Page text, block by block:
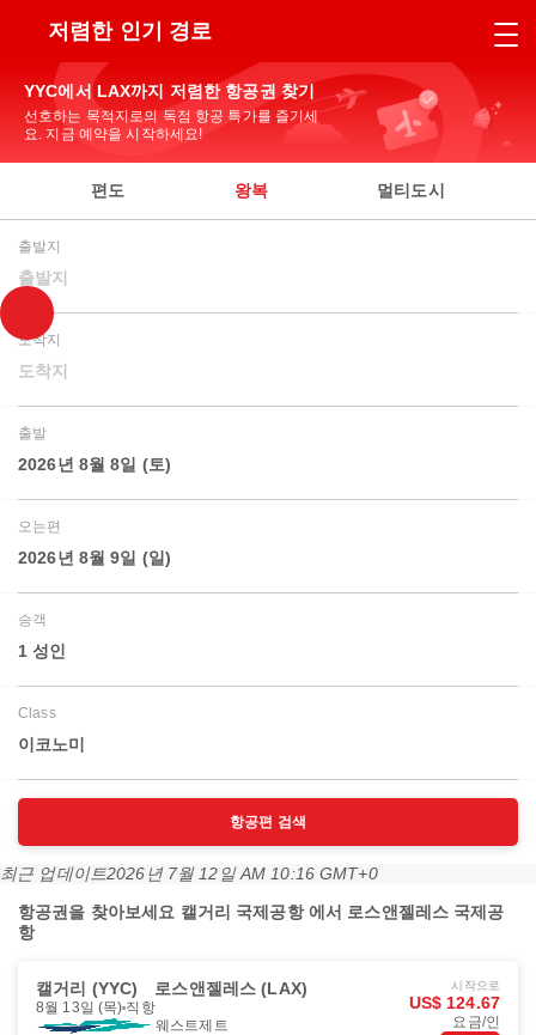
저렴한 인기 경로
YYC에서 LAX까지 저렴한 항공권 찾기
선호하는 목적지로의 독점 항공 특가를 즐기세
요. 지금 예약을 시작하세요!
편도 왕복 멀티도시
출발지
출발지
도착지
도착지
출발
2026년 8월 8일 (토)
오는편
2026년 8월 9일 (일)
승객
1 성인
Class
이코노미
항공편 검색
최근 업데이트2026년 7월 12일 AM 10:16 GMT+0
항공권을 찾아보세요 캘거리 국제공항 에서 로스앤젤레스 국제공
항
캘거리 (YYC) 로스앤젤레스 (LAX)
8월 13일 (목) 직항
웨스트제트
시작으로
US$ 124.67
요금/인